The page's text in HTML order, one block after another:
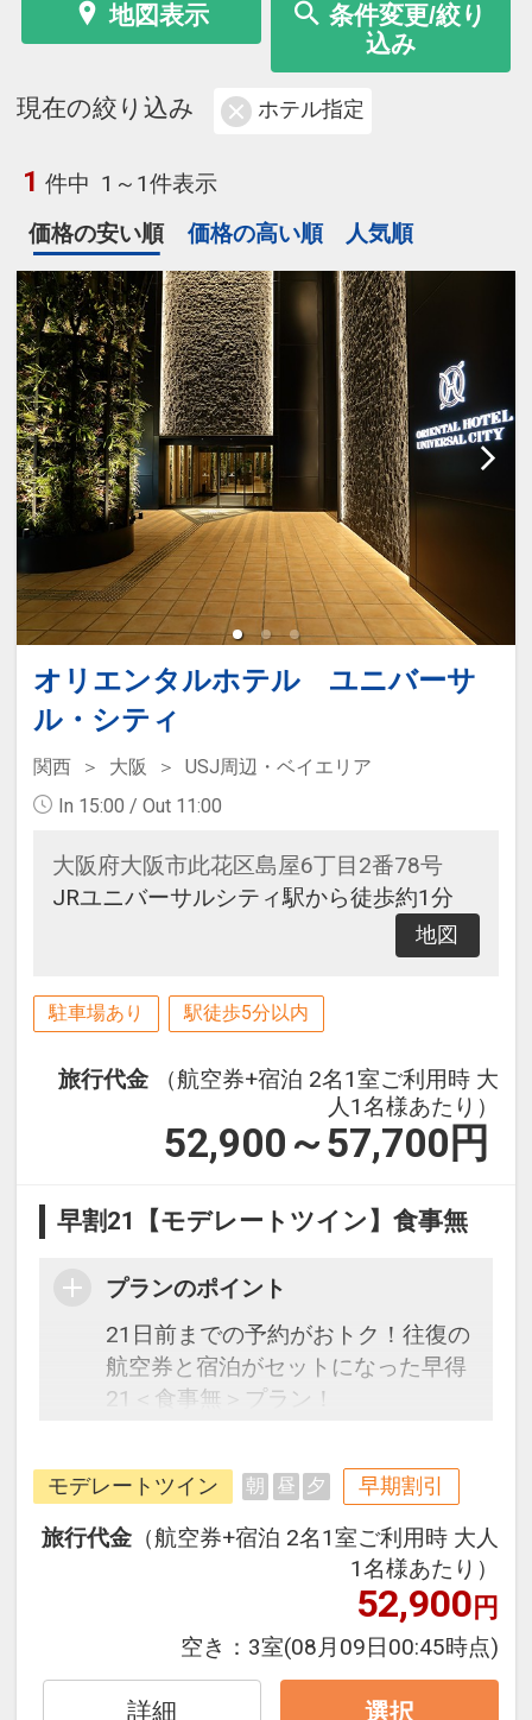
地図表示
条件変更/絞り
込み
現在の絞り込み ホテル指定
1 件中 1～1件表示
価格の安い順
価格の高い順 人気順
オリエンタルホテル ユニバーサ
ル・シティ
関西 大阪
USJ周辺・ベイエリア
In 15:00 / Out 11:00
大阪府大阪市此花区島屋6丁目2番78号
JRユニバーサルシティ駅から徒歩約1分
地図
駐車場あり 駅徒歩5分以内
旅行代金
（航空券+宿泊 2名1室ご利用時 大
人1名様あたり）
52,900～57,700 円
早割21【モデレートツイン】食事無
プランのポイント
21日前までの予約がおトク！往復の
航空券と宿泊がセットになった早得
21＜食事無＞プラン！
ユニバーサル・スタジオ・ジャパン
へ徒歩すぐのオフィシャルホテル
で、大自然をテーマにした空間が魅
力。心も体も癒される緑豊かなイン
テリアで、充実した朝食が自慢で
す。素材の旨味や楽しさにこだわっ
たお料理を数多く取り揃え、心身と
もに元気をチャージできます。落ち
モデレートツイン 朝 昼 夕 早期割引
旅行代金 （航空券+宿泊 2名1室ご利用時 大人
1名様あたり）
52,900円
空き： 3室(08月09日00:45時点)
詳細 選択